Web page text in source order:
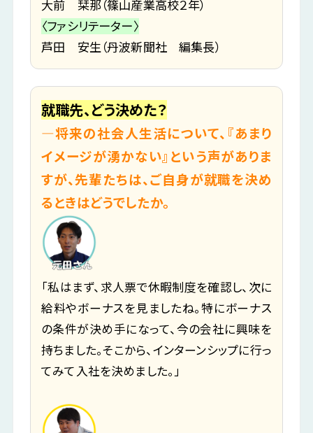
大前 栞那（篠山産業高校２年）
〈ファシリテーター〉
芦田 安生（丹波新聞社 編集長）
就職先、どう決めた？
―将来の社会人生活について、『あまり
イメージが湧かない』という声がありま
すが、先輩たちは、ご自身が就職を決め
るときはどうでしたか。
「私はまず、求人票で休暇制度を確認し、次に
給料やボーナスを見ましたね。特にボーナス
の条件が決め手になって、今の会社に興味を
持ちました。そこから、インターンシップに行っ
てみて入社を決めました。」